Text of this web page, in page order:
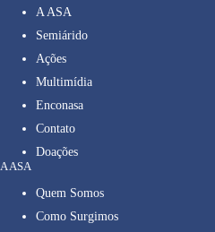
A ASA
Semiárido
Ações
Multimídia
Enconasa
Contato
Doações
A ASA
Quem Somos
Como Surgimos